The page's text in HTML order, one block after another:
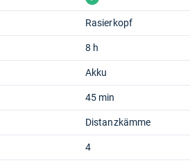
Rasierkopf
8 h
Akku
45 min
Distanzkämme
4